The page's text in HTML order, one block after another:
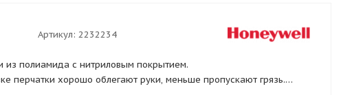
Артикул: 2232234
из полиамида с нитриловым покрытием.
перчатки хорошо облегают руки, меньше пропускают грязь.